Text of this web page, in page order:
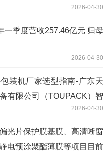
2026-04-30
一季度营收257.46亿元 归母
2026-04-30
装机厂家选型指南-广东天
有限公司（TOUPACK）智
2026-04-30
光片保护膜基膜、高清晰窗
电预涂聚酯薄膜等项目目前